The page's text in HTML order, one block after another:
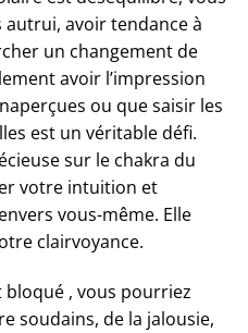
avoir tendance à
un changement de
avoir l’impression
ou que saisir les
est un véritable défi.
sur le chakra du
votre intuition et
vous-même. Elle
clairvoyance.
, vous pourriez
soudains, de la jalousie,